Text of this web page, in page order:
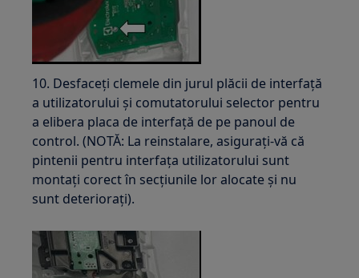
10. Desfaceți clemele din jurul plăcii de interfață
a utilizatorului și comutatorului selector pentru
a elibera placa de interfață de pe panoul de
control. (NOTĂ: La reinstalare, asigurați-vă că
pintenii pentru interfața utilizatorului sunt
montați corect în secțiunile lor alocate și nu
sunt deteriorați).